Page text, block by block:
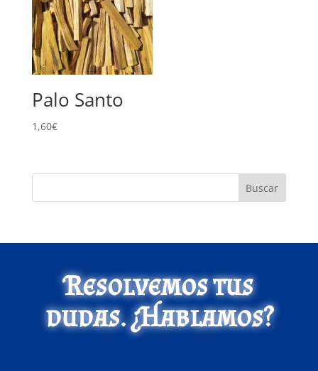
Palo Santo
1,60€
Buscar
Resolvemos tus
dudas. ¿Hablamos?